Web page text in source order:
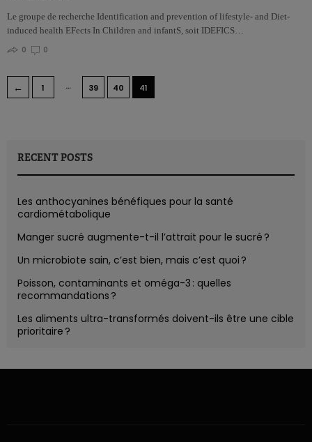
Le groupe de recherche Identification and prevention of lifestyle- and Diet-
induced health EFects In Children and infantS, soit IDEFICS…
0
0
← 1 … 39 40 41
RECENT POSTS
Les anthocyanines bénéfiques pour la santé
cardiométabolique
Manger sucré augmente-t-il l’attrait pour le sucré ?
Un microbiote sain, c’est bien, mais c’est quoi ?
Poisson, contaminants et oméga-3 : quelles
recommandations ?
Les aliments ultra-transformés doivent-ils être une cible
prioritaire ?